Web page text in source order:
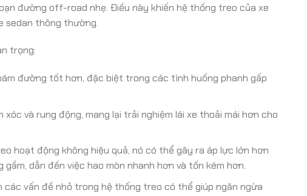
đường off-road nhẹ. Điều này khiến hệ thống treo của xe
sedan thông thường.
trọng:
đường tốt hơn, đặc biệt trong các tình huống phanh gấp
xóc và rung động, mang lại trải nghiệm lái xe thoải mái hơn cho
hoạt động không hiệu quả, nó có thể gây ra áp lực lớn hơn
dẫn đến việc hao mòn nhanh hơn và tốn kém hơn.
các vấn đề nhỏ trong hệ thống treo có thể giúp ngăn ngừa